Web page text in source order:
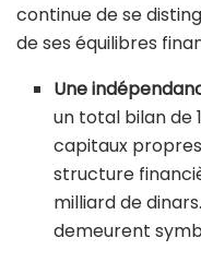
continue de se
de ses équilibres
Une
un total bilan de
capitaux
structure
milliard de
demeurent